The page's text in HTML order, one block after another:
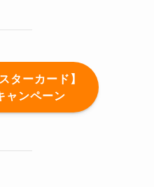
ターカード】
ャンペーン